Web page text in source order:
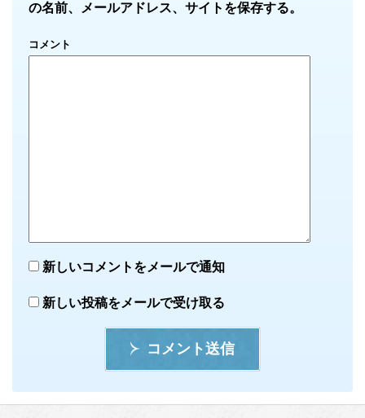
の名前、メールアドレス、サイトを保存する。
コメント
新しいコメントをメールで通知
新しい投稿をメールで受け取る
コメント送信